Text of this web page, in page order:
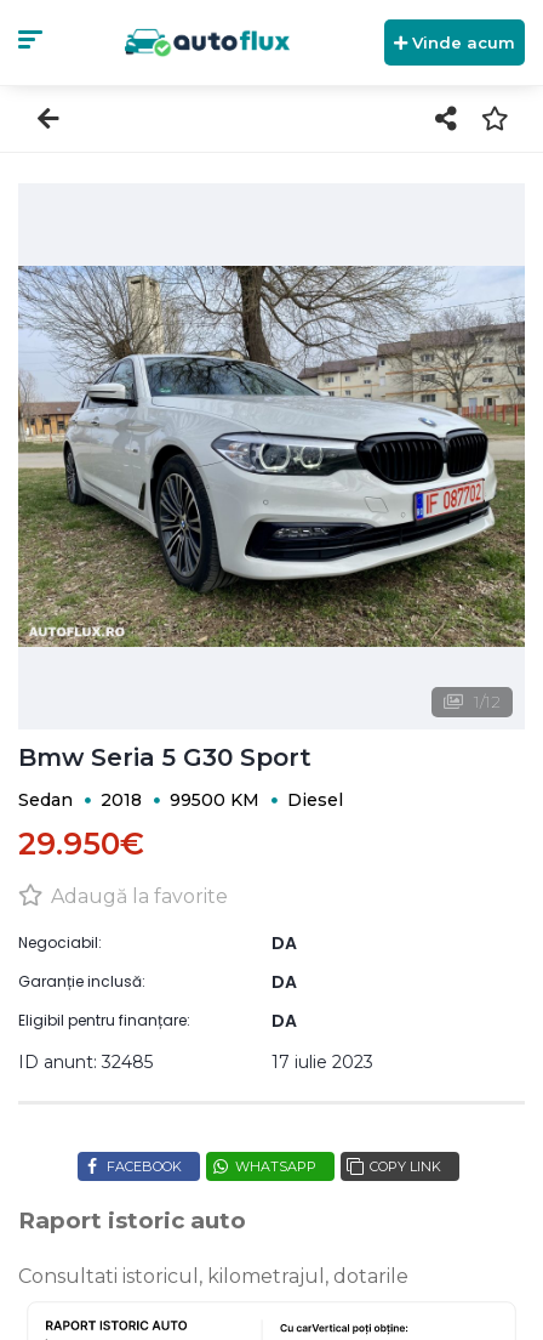
Vinde acum
1/12
Bmw Seria 5 G30 Sport
Sedan 2018 99500 KM Diesel
29.950€
Adaugă la favorite
Negociabil: DA
Garanție inclusă: DA
Eligibil pentru finanțare: DA
ID anunt: 32485 17 iulie 2023
FACEBOOK WHATSAPP COPY LINK
Raport istoric auto
Consultati istoricul, kilometrajul, dotarile